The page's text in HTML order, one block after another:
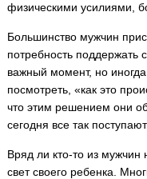
физическими усилиями,
Большинство мужчин
потребность поддержать
важный момент, но
посмотреть, «как это
что этим решением они
сегодня все так
Вряд ли кто-то из мужчин
свет своего ребенка.